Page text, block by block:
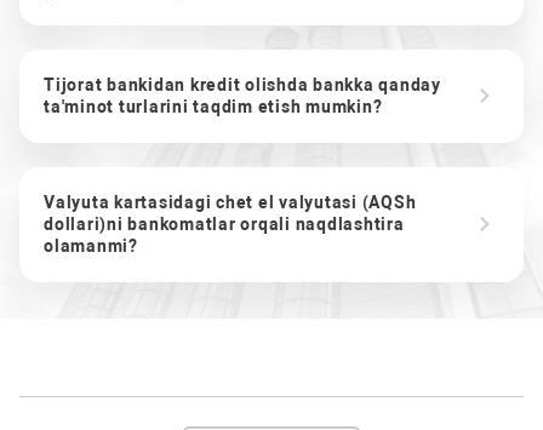
Tijorat bankidan kredit olishda bankka qanday
ta'minot turlarini taqdim etish mumkin?
Valyuta kartasidagi chet el valyutasi (AQSh
dollari)ni bankomatlar orqali naqdlashtira
olamanmi?